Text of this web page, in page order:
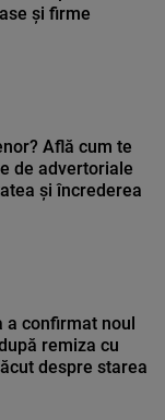
și firme
Află cum te
de advertoriale
și încrederea
confirmat noul
remiza cu
despre starea